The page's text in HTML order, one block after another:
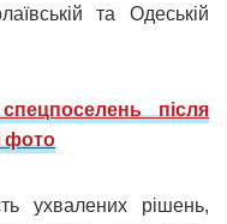
та Одеській
після
фото
ухвалених рішень,